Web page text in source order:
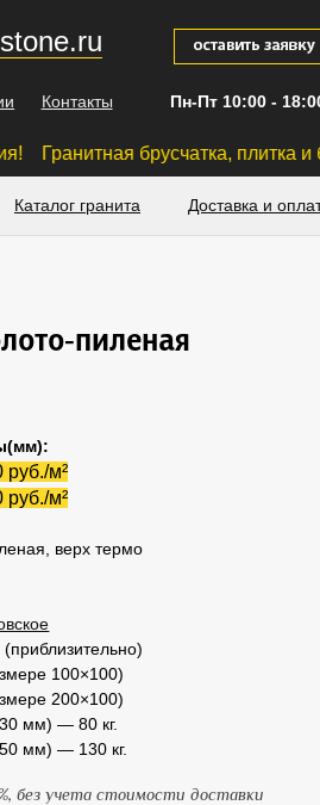
Контакты Пн-Пт 10:00 -
плитка и бордюры
Каталог гранита Доставка и
пиленая
руб./м²
руб./м²
верх термо
100×100)
200×100)
мм) — 80 кг.
мм) — 130 кг.
без учета стоимости доставки